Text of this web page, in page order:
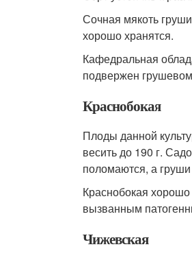
Сочная мякоть
хорошо хранятся.
Кафедральная
подвержен
Краснобокая
Плоды данной
весить до 190 г.
поломаются, а
Краснобокая
вызванным
Чижевская